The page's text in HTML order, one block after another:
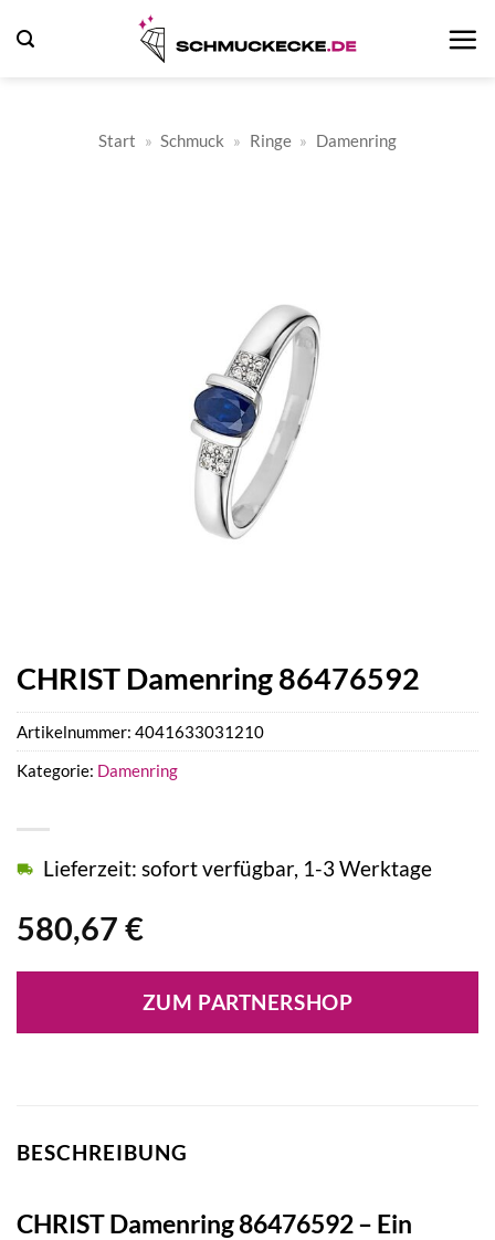
Inhalt
Start » Schmuck » Ringe » Damenring
CHRIST Damenring 86476592
580,67 €
Lieferzeit: sofort verfügbar, 1-3 Werktage
ZUM PARTNERSHOP
Artikelnummer: 4041633031210
Kategorie: Damenring
BESCHREIBUNG
CHRIST Damenring 86476592 – Ein